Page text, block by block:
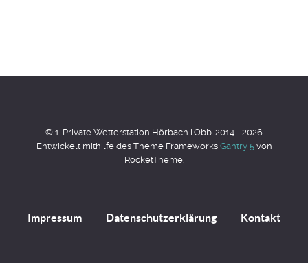
© 1. Private Wetterstation Hörbach i.Obb. 2014 - 2026
Entwickelt mithilfe des Theme Frameworks Gantry 5von
RocketTheme.
Impressum Datenschutzerklärung Kontakt